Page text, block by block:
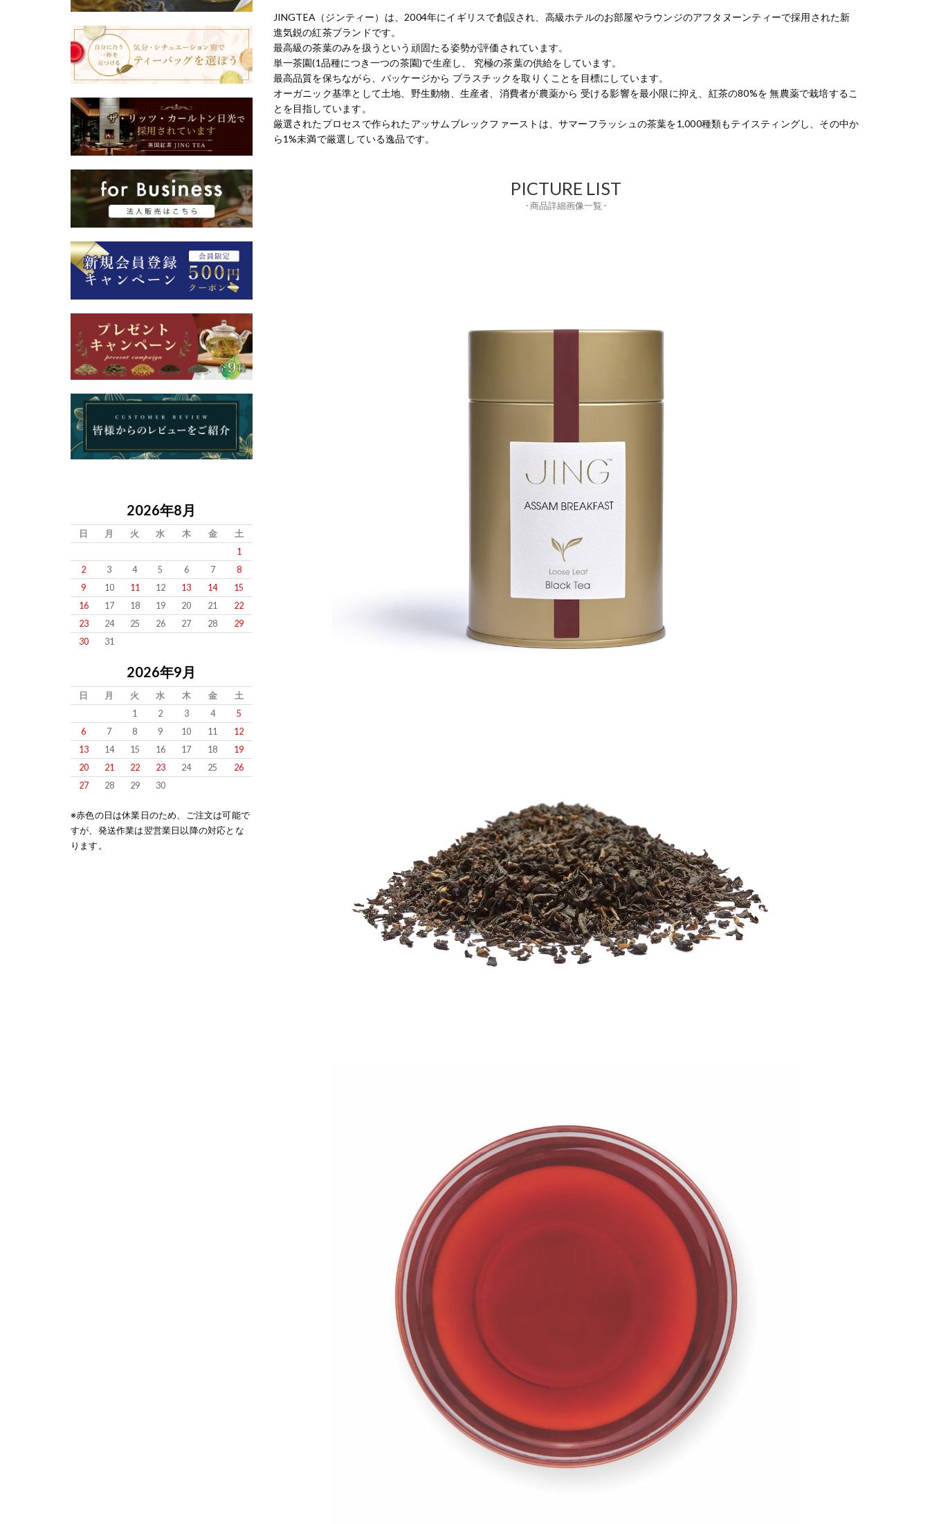
JINGTEA（ジンティー）は、2004年にイギリスで創設され、高級ホテルのお部屋やラウンジのアフタヌーンティーで採用された新
進気鋭の紅茶ブランドです。
最高級の茶葉のみを扱うという頑固たる姿勢が評価されています。
単一茶園(1品種につき一つの茶園)で生産し、 究極の茶葉の供給をしています。
最高品質を保ちながら、パッケージから プラスチックを取りくことを目標にしています。
オーガニック基準として土地、野生動物、生産者、消費者が農薬から 受ける影響を最小限に抑え、紅茶の80%を 無農薬で栽培するこ
とを目指しています。
厳選されたプロセスで作られたアッサムブレックファーストは、サマーフラッシュの茶葉を1,000種類もテイスティングし、その中か
ら1%未満で厳選している逸品です。
PICTURE LIST
- 商品詳細画像一覧 -
2026年8月
日 月 火 水 木 金
土
1
2
3 4 5 6 7
8
9
10 11 12 13 14
15
16
17 18 19 20 21
22
23
24 25 26 27 28
29
30
31
2026年9月
日 月 火 水 木 金
土
1
2 3 4
5
6
7 8 9 10 11
12
13
14 15 16 17 18
19
20
21 22 23 24 25
26
27
28 29 30
※赤色の日は休業日のため、ご注文は可能で
すが、発送作業は翌営業日以降の対応とな
ります。